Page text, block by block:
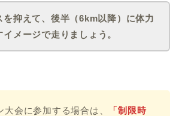
を抑えて、後半（6km以降）に体力
イメージで走りましょう。
大会に参加する場合は、
「制限時